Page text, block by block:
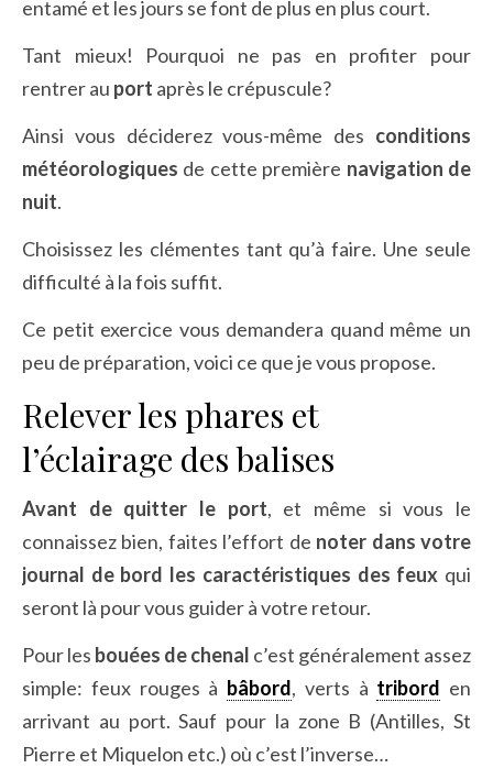
entamé et les jours se font de plus en plus court.
Tant mieux! Pourquoi ne pas en profiter pour
rentrer au port après le crépuscule?
Ainsi vous déciderez vous-même des conditions
météorologiques de cette première navigation de
nuit.
Choisissez les clémentes tant qu’à faire. Une seule
difficulté à la fois suffit.
Ce petit exercice vous demandera quand même un
peu de préparation, voici ce que je vous propose.
Relever les phares et
l’éclairage des balises
Avant de quitter le port, et même si vous le
connaissez bien, faites l’effort de noter dans votre
journal de bord les caractéristiques des feux qui
seront là pour vous guider à votre retour.
Pour les bouées de chenal c’est généralement assez
simple: feux rouges à bâbord, verts à tribord en
arrivant au port. Sauf pour la zone B (Antilles, St
Pierre et Miquelon etc.) où c’est l’inverse…